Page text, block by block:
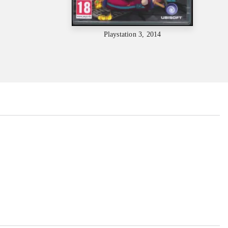
Playstation 3, 2014